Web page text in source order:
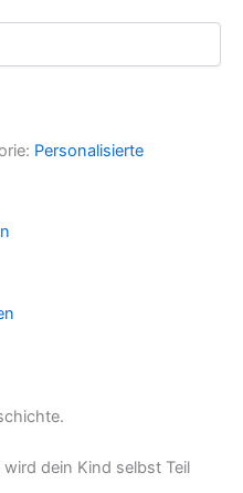
Personalisierte
dein Kind selbst Teil